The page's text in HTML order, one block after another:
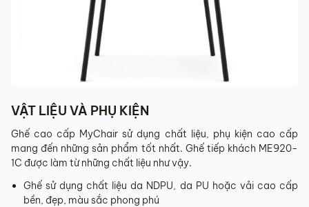
VẬT LIỆU VÀ PHỤ KIỆN
Ghế cao cấp MyChair sử dụng chất liệu, phụ kiện cao cấp
mang đến những sản phẩm tốt nhất. Ghế tiếp khách ME920-
1C được làm từ những chất liệu như vậy.
Ghế sử dụng chất liệu da NDPU, da PU hoặc vải cao cấp
bền, đẹp, màu sắc phong phú
Sản phẩm hư hỏng trong quá trình vận chuyển (rách, xước,
Sản phẩm còn nguyên tình trạng ban đầu, chưa qua sử
dụng, còn nguyên chứng từ mua hàng do MyChair cung
cấp có chữ ký của bên bán và bên mua.
không còn sản phẩm thay thế, khách hàng không chọn được
đúng với số tiền đã mua sản phẩm hoặc Quý khách tiến hành
đặt hàng sản xuất theo yêu cầu.
4.2. Các trường hợp không được đổi trả sản
phẩm